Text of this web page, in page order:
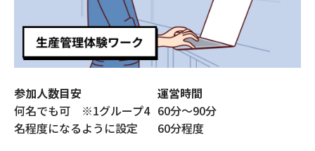
スライドカスタマイズ
内定者フォローアプリ
内定者ひろば
参加人数目安
何名でも可 ※1グループ4
名程度になるように設定
運営時間
60分～90分
60分程度